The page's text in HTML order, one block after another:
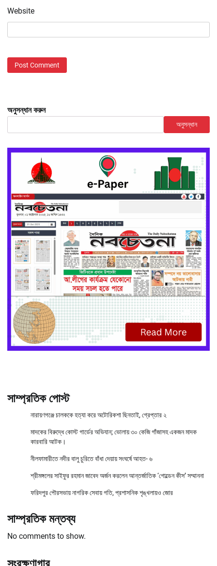
Website
অনুসন্ধান করুন
অনুসন্ধান
সাম্প্রতিক পোস্ট
নারায়ণগঞ্জে চালককে হত্যা করে অটোরিকশা ছিনতাই, গ্রেপ্তার ২
মাদকের বিরুদ্ধে কোস্ট গার্ডের অভিযান; ভোলায় ৩০ কেজি গাঁজাসহ একজন মাদক
কারবারি আটক।
নীলফামারীতে নদীর বালু চুরিতে বাঁধা দেয়ায় সংঘর্ষে আহত- ৬
শ্রীমঙ্গলের সাইফুর রহমান জাবেদ অর্জন করলেন আন্তর্জাতিক ‘গোল্ডেন কীস’ সম্মাননা
ফরিদপুর পৌরসভায় নাগরিক সেবায় গতি, প্রশাসনিক শৃঙ্খলায়ও জোর
সাম্প্রতিক মন্তব্য
No comments to show.